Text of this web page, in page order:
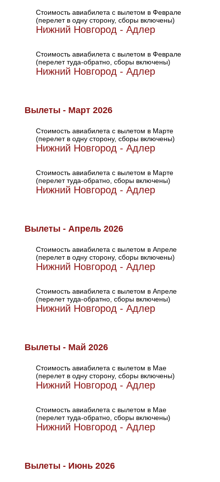
Стоимость авиабилета с вылетом в Феврале
(перелет в одну сторону, сборы включены)
Нижний Новгород - Адлер
Стоимость авиабилета с вылетом в Феврале
(перелет туда-обратно, сборы включены)
Нижний Новгород - Адлер
Вылеты - Март 2026
Стоимость авиабилета с вылетом в Марте
(перелет в одну сторону, сборы включены)
Нижний Новгород - Адлер
Стоимость авиабилета с вылетом в Марте
(перелет туда-обратно, сборы включены)
Нижний Новгород - Адлер
Вылеты - Апрель 2026
Стоимость авиабилета с вылетом в Апреле
(перелет в одну сторону, сборы включены)
Нижний Новгород - Адлер
Стоимость авиабилета с вылетом в Апреле
(перелет туда-обратно, сборы включены)
Нижний Новгород - Адлер
Вылеты - Май 2026
Стоимость авиабилета с вылетом в Мае
(перелет в одну сторону, сборы включены)
Нижний Новгород - Адлер
Стоимость авиабилета с вылетом в Мае
(перелет туда-обратно, сборы включены)
Нижний Новгород - Адлер
Вылеты - Июнь 2026